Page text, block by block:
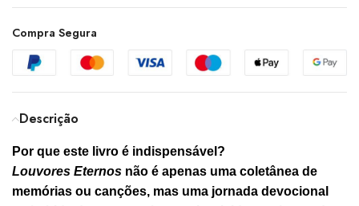
Compra Segura
Descrição
Por que este livro é indispensável?
Louvores Eternos não é apenas uma coletânea de
memórias ou canções, mas uma jornada devocional